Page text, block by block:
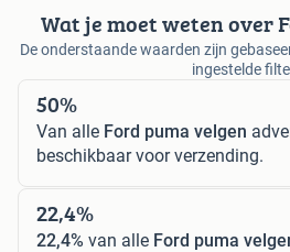
Wat je moet weten over
De onderstaande waarden zijn
ingestelde
50%
Van alle Ford puma velgen
beschikbaar voor verzending.
22,4%
22,4% van alle Ford puma